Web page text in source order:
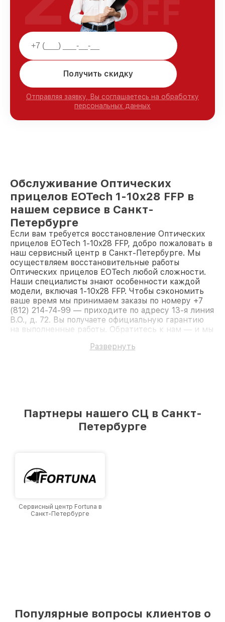
Получить скидку
Отправляя заявку, Вы соглашаетесь на обработку
персональных данных
OFF
Обслуживание Оптических
прицелов EOTech 1-10x28 FFP в
нашем сервисе в Санкт-
Петербурге
Если вам требуется восстановление Оптических
прицелов EOTech 1-10x28 FFP, добро пожаловать в
наш сервисный центр в Санкт-Петербурге. Мы
осуществляем восстановительные работы
Оптических прицелов EOTech любой сложности.
Наши специалисты знают особенности каждой
модели, включая 1-10x28 FFP. Чтобы сэкономить
ваше время мы принимаем заказы по номеру +7
(812) 214-74-99 — приходите по адресу 13-я линия
В.О., д. 72. Вы получаете официальную гарантию
на выполненные работы. Обратитесь к нам — и мы
Развернуть
Партнеры нашего СЦ в Санкт-
Петербурге
Сервисный центр Fortuna в
Санкт-Петербурге
Популярные вопросы клиентов о